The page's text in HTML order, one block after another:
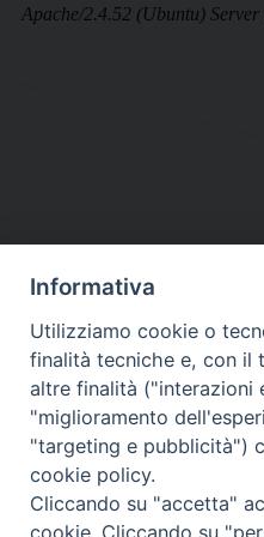
DIOCESI
Contatti:Tel.:
E-mail:
Orari: dal Lunedì al
Lunedì, Mercoledì e
Informativa
Utilizziamo cookie o
finalità tecniche e, con il
altre finalità ("interazioni
"miglioramento
"targeting e pubblicità")
cookie policy.
Cliccando su "accetta"